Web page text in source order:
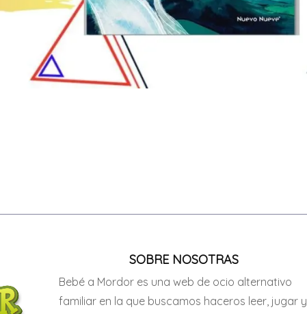
SOBRE NOSOTRAS
Bebé a Mordor es una web de ocio alternativo
familiar en la que buscamos haceros leer, jugar y